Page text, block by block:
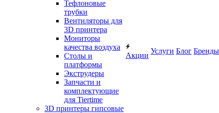
Тефлоновые
трубки
Вентиляторы для
3D принтера
Мониторы
качества воздуха
Столы и
платформы
Экструдеры
Запчасти и
комплектующие
для Tiertime
3D принтеры гипсовые
Акции
Услуги Блог Бренды